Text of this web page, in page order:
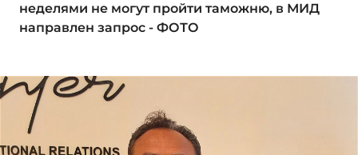
неделями не могут пройти таможню, в МИД
направлен запрос - ФОТО